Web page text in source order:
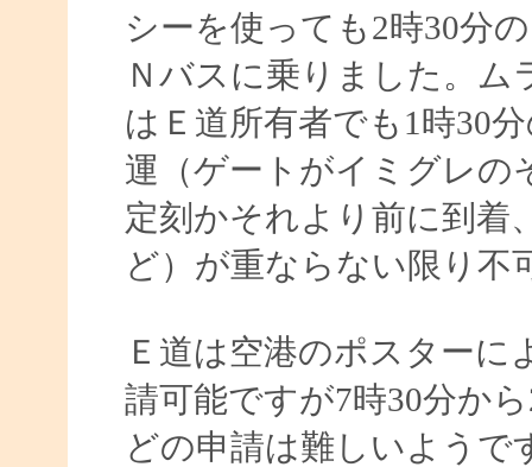
シーを使っても2時30分
Ｎバスに乗りました。
はＥ道所有者でも1時30
運（ゲートがイミグレの
定刻かそれより前に到着
ど）が重ならない限り不
Ｅ道は空港のポスター
請可能ですが7時30分か
どの申請は難しいようで